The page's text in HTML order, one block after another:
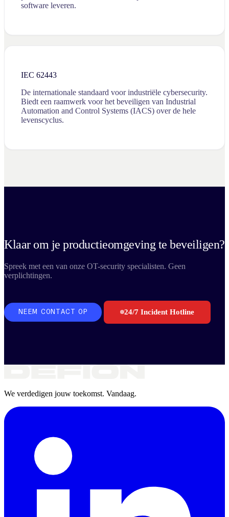
software leveren.
IEC 62443
De internationale standaard voor industriële cybersecurity.
Biedt een raamwerk voor het beveiligen van Industrial
Automation and Control Systems (IACS) over de hele
levenscyclus.
Klaar om je productieomgeving te beveiligen?
Spreek met een van onze OT-security specialisten. Geen
verplichtingen.
NEEM CONTACT OP 24/7 Incident Hotline
We verdedigen jouw toekomst. Vandaag.